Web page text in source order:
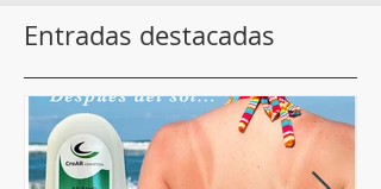
Entradas destacadas